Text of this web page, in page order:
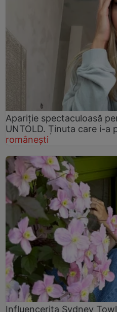
Apariție spectaculoasă
UNTOLD. Ținuta care i-a
românești
Influencerița Sydney